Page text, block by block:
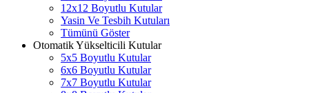
12x12 Boyutlu Kutular
Yasin Ve Tesbih Kutuları
Tümünü Göster
Otomatik Yükselticili Kutular
5x5 Boyutlu Kutular
6x6 Boyutlu Kutular
7x7 Boyutlu Kutular